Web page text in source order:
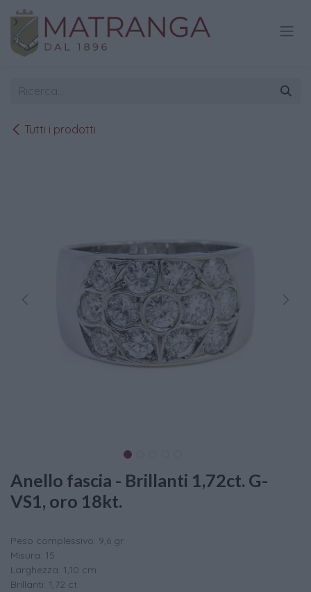
Passa al contenuto
Tutti i prodotti
Anello fascia - Brillanti 1,72ct. G-
VS1, oro 18kt.
Peso complessivo: 9,6 gr.
Misura: 15
Larghezza: 1,10 cm
Brillanti: 1,72 ct.